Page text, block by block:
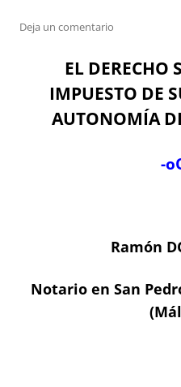
Deja un comentario
EL DERECHO
IMPUESTO DE
AUTONOMÍA
-
Ramón
Notario en San